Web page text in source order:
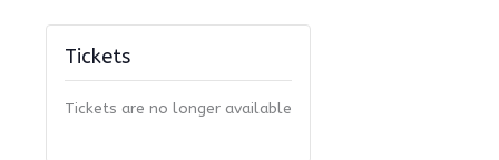
Tickets
Tickets are no longer available